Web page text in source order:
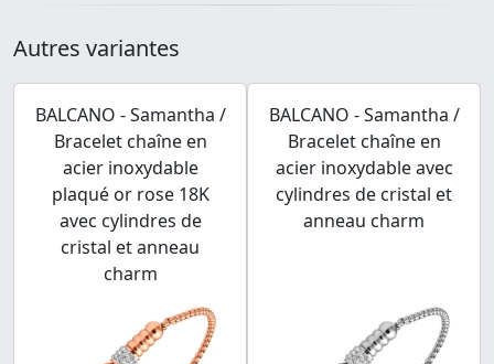
Autres variantes
BALCANO - Samantha /
Bracelet chaîne en
acier inoxydable
plaqué or rose 18K
avec cylindres de
cristal et anneau
charm
BALCANO - Samantha /
Bracelet chaîne en
acier inoxydable avec
cylindres de cristal et
anneau charm